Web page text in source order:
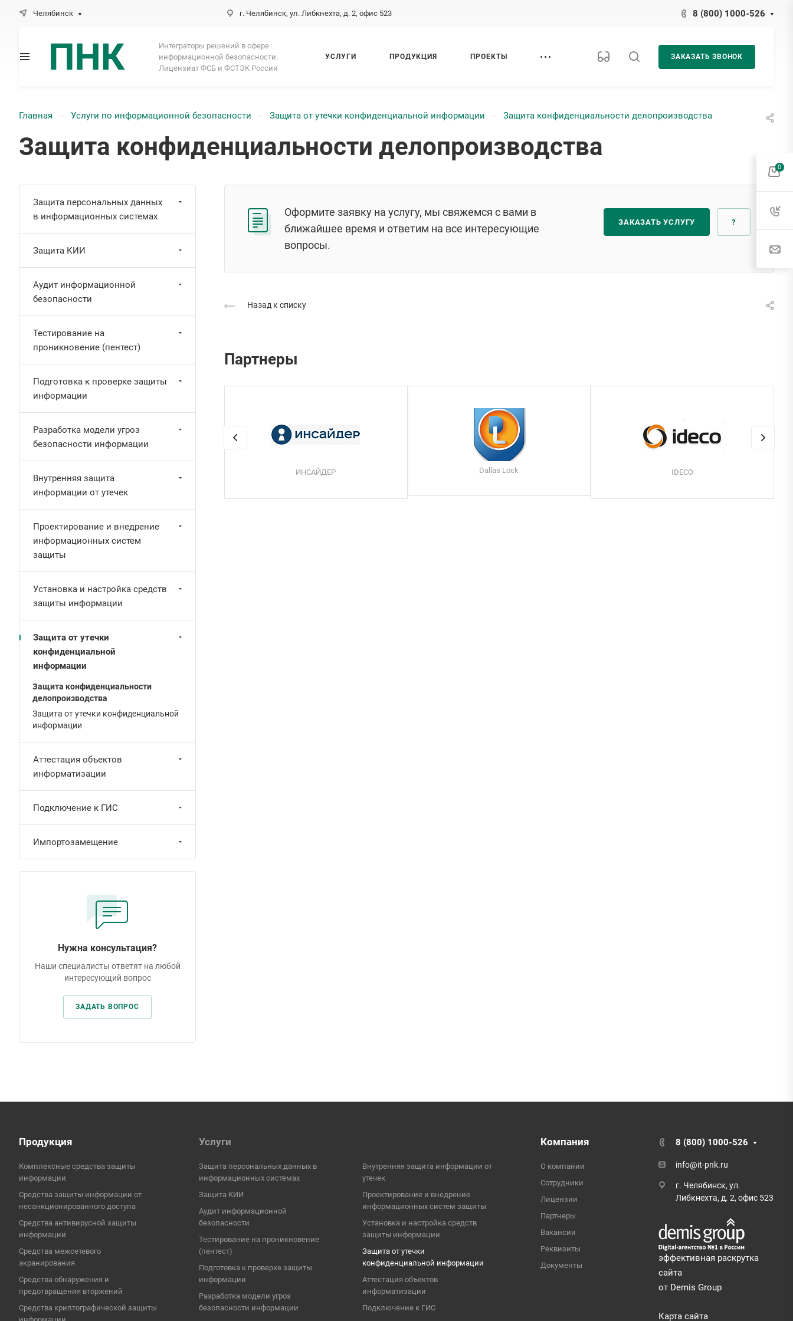
Челябинск г. Челябинск, ул. Либкнехта, д. 2, офис 523 8 (800) 1000-526
Интеграторы решений в сфере
информационной безопасности.
Лицензиат ФСБ и ФСТЭК России
УСЛУГИ ПРОДУКЦИЯ ПРОЕКТЫ ЗАКАЗАТЬ ЗВОНОК
Главная — Услуги по информационной безопасности — Защита от утечки конфиденциальной информации — Защита конфиденциальности делопроизводства
Защита конфиденциальности делопроизводства
Оформите заявку на услугу, мы свяжемся с вами в
ближайшее время и ответим на все интересующие
вопросы.
ЗАКАЗАТЬ УСЛУГУ ?
Назад к списку
Партнеры
ИНСАЙДЕР Dallas Lock IDECO
Защита персональных данных
в информационных системах
Защита КИИ
Аудит информационной
безопасности
Тестирование на
проникновение (пентест)
Подготовка к проверке защиты
информации
Разработка модели угроз
безопасности информации
Внутренняя защита
информации от утечек
Проектирование и внедрение
информационных систем
защиты
Установка и настройка средств
защиты информации
Защита от утечки
конфиденциальной
информации
Защита конфиденциальности
делопроизводства
Защита от утечки конфиденциальной
информации
Аттестация объектов
информатизации
Подключение к ГИС
Импортозамещение
Нужна консультация?
Наши специалисты ответят на любой
интересующий вопрос
ЗАДАТЬ ВОПРОС
Продукция
Комплексные средства защиты
информации
Средства защиты информации от
несанкционированного доступа
Средства антивирусной защиты
информации
Средства межсетевого
экранирования
Средства обнаружения и
предотвращения вторжений
Средства криптографической защиты
Услуги
Защита персональных данных в
информационных системах
Защита КИИ
Аудит информационной
безопасности
Тестирование на проникновение
(пентест)
Подготовка к проверке защиты
информации
Разработка модели угроз
безопасности информации
Внутренняя защита информации от
утечек
Проектирование и внедрение
информационных систем защиты
Установка и настройка средств
защиты информации
Защита от утечки
конфиденциальной информации
Аттестация объектов
информатизации
Подключение к ГИС
Компания
О компании
Сотрудники
Лицензии
Партнеры
Вакансии
Реквизиты
Документы
8 (800) 1000-526
info@it-pnk.ru
г. Челябинск, ул.
Либкнехта, д. 2, офис 523
эффективная раскрутка
сайта
от Demis Group
Карта сайта
0